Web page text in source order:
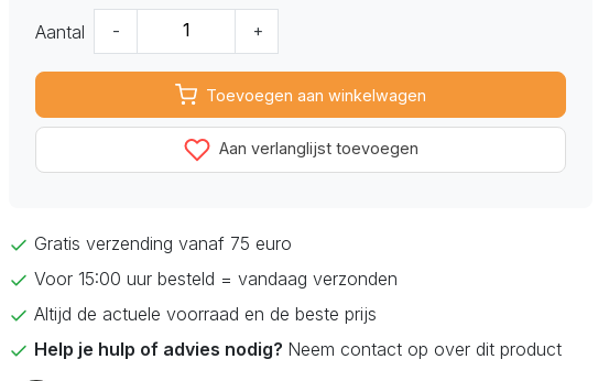
Aantal - +
Toevoegen aan winkelwagen
Aan verlanglijst toevoegen
Gratis verzending vanaf 75 euro
Voor 15:00 uur besteld = vandaag verzonden
Altijd de actuele voorraad en de beste prijs
Help je hulp of advies nodig? Neem contact op over dit product